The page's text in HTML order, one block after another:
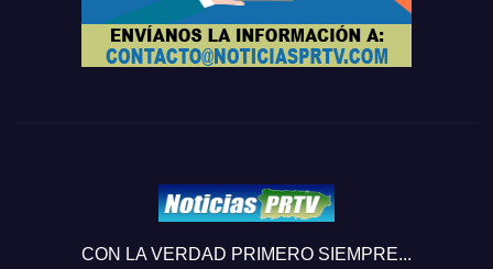
CON LA VERDAD PRIMERO SIEMPRE...